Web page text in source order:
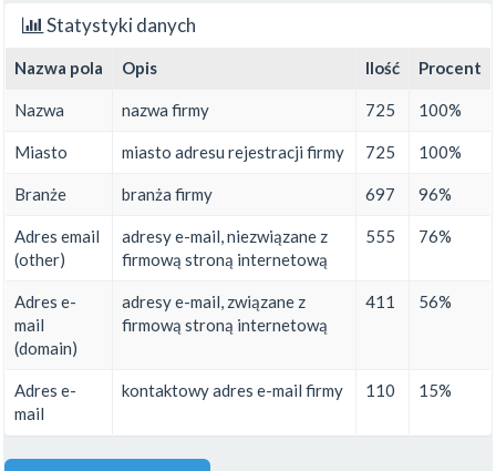
Statystyki danych
Nazwa pola Opis Ilość Procent
Nazwa nazwa firmy 725 100%
Miasto miasto adresu rejestracji firmy 725 100%
Branże branża firmy 697 96%
Adres email
(other)
adresy e-mail, niezwiązane z
firmową stroną internetową
555 76%
Adres e-
mail
(domain)
adresy e-mail, związane z
firmową stroną internetową
411 56%
Adres e-
mail
kontaktowy adres e-mail firmy 110 15%